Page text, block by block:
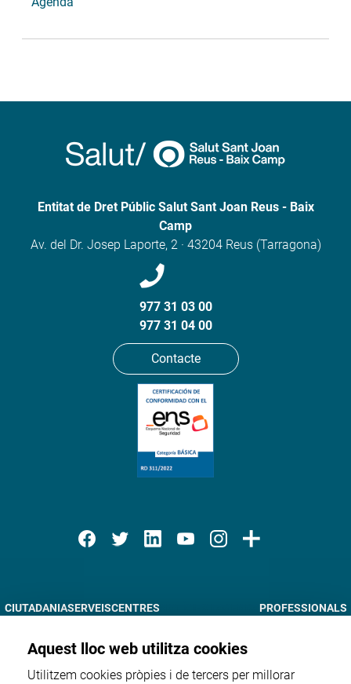
Entitat de Dret Públic Salut Sant Joan Reus - Baix
Camp
Av. del Dr. Josep Laporte, 2 · 43204 Reus (Tarragona)
977 31 03 00
977 31 04 00
Contacte
CIUTADANIASERVEISCENTRES
PROFESSIONALS
Aquest lloc web utilitza cookies
Utilitzem cookies pròpies i de tercers per millorar